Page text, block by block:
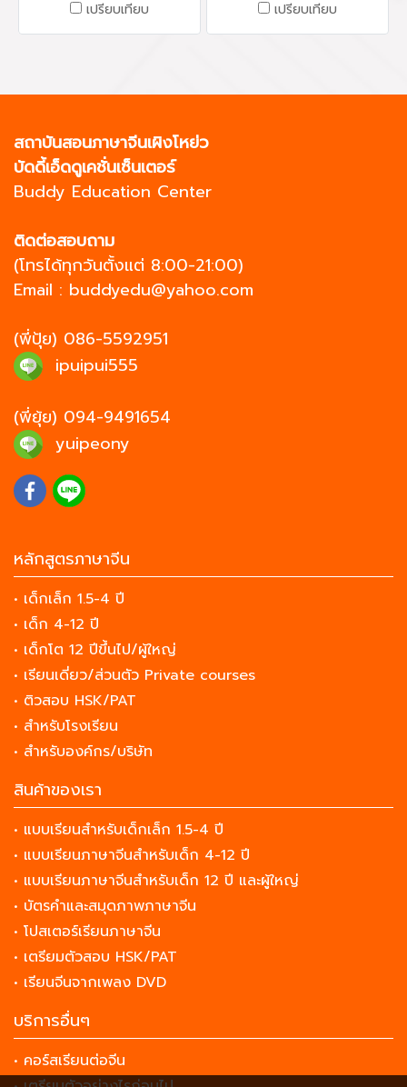
ตัวอย่างข้อสอบทุกหัวข้อ
ทั้งหมด 10 ชุด พร้อมเฉลยและ
ค่า
เปรียบเทียบ
ตัวอย่างข้อสอบทุกหัวข้อ
ทั้งหมด 10 ชุด พร้อมเฉลยและ
เปรียบเทียบ
สถาบันสอนภาษาจีนเผิงโหย่ว
บัดดี้เอ็ดดูเคชั่นเซ็นเตอร์
Buddy Education Center
ติดต่อสอบถาม
(โทรได้ทุกวันตั้งแต่ 8:00-21:00)
Email : buddyedu@yahoo.com
(พี่ปุ้ย) 086-5592951
ipuipui555
(พี่ยุ้ย) 094-9491654
yuipeony
หลักสูตรภาษาจีน
• เด็กเล็ก 1.5-4 ปี
• เด็ก 4-12 ปี
• เด็กโต 12 ปีขึ้นไป/ผู้ใหญ่
• เรียนเดี่ยว/ส่วนตัว Private courses
• ติวสอบ HSK/PAT
• สำหรับโรงเรียน
• สำหรับองค์กร/บริษัท
สินค้าของเรา
• แบบเรียนสำหรับเด็กเล็ก 1.5-4 ปี
• แบบเรียนภาษาจีนสำหรับเด็ก 4-12 ปี
• แบบเรียนภาษาจีนสำหรับเด็ก 12 ปี และผู้ใหญ่
• บัตรคำและสมุดภาพภาษาจีน
• โปสเตอร์เรียนภาษาจีน
• เตรียมตัวสอบ HSK/PAT
• เรียนจีนจากเพลง DVD
บริการอื่นๆ
• คอร์สเรียนต่อจีน